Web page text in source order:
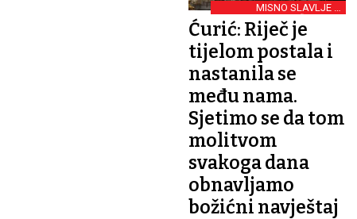
MISNO SLAVLJE U
ĐAKOVU
Ćurić: Riječ je
tijelom postala i
nastanila se
među nama.
Sjetimo se da tom
molitvom
svakoga dana
obnavljamo
božićni navještaj